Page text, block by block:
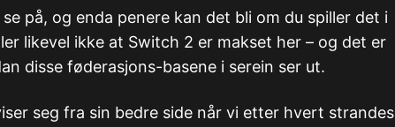
på, og enda penere kan det bli om du spiller det i
likevel ikke at Switch 2 er makset her – og det er
disse føderasjons-basene i serein ser ut.
seg fra sin bedre side når vi etter hvert strandes